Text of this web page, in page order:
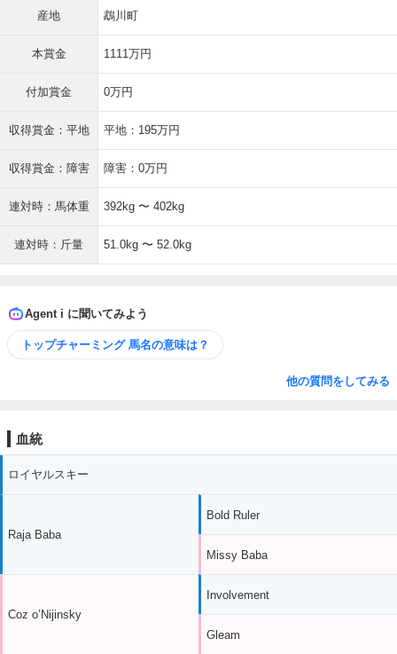
産地 鵡川町
本賞金 1111万円
付加賞金 0万円
収得賞金：平地 平地：195万円
収得賞金：障害 障害：0万円
連対時：馬体重 392kg 〜 402kg
連対時：斤量 51.0kg 〜 52.0kg
Agent i に聞いてみよう
トップチャーミング 馬名の意味は？
他の質問をしてみる
血統
ロイヤルスキー
Raja Baba
Coz o’Nijinsky
Bold Ruler
Missy Baba
Involvement
Gleam